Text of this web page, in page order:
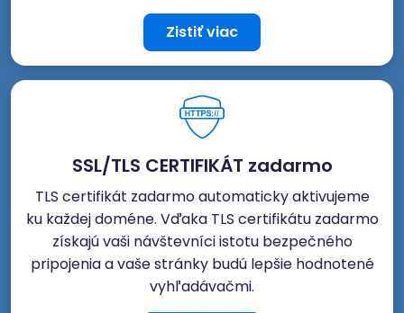
Zistiť viac
SSL/TLS CERTIFIKÁT zadarmo
TLS certifikát zadarmo automaticky aktivujeme
ku každej doméne. Vďaka TLS certifikátu zadarmo
získajú vaši návštevníci istotu bezpečného
pripojenia a vaše stránky budú lepšie hodnotené
vyhľadávačmi.